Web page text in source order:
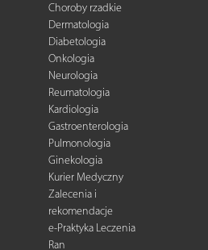
Choroby rzadkie
Dermatologia
Diabetologia
Onkologia
Neurologia
Reumatologia
Kardiologia
Gastroenterologia
Pulmonologia
Ginekologia
Kurier Medyczny
Zalecenia i
rekomendacje
e-Praktyka Leczenia
Ran